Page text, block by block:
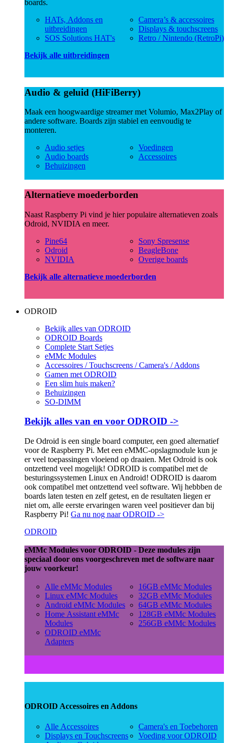
boards.
HATs, Addons en
uitbreidingen
SOS Solutions HAT's
Camera’s & accessoires
Displays & touchscreens
Retro / Nintendo (RetroPi)
Bekijk alle uitbreidingen
Audio & geluid (HiFiBerry)
Maak een hoogwaardige streamer met Volumio, Max2Play of
andere software. Boards zijn stabiel en eenvoudig te
monteren.
Audio setjes
Audio boards
Behuizingen
Voedingen
Accessoires
Alternatieve moederborden
Naast Raspberry Pi vind je hier populaire alternatieven zoals
Odroid, NVIDIA en meer.
Pine64
Odroid
NVIDIA
Sony Spresense
BeagleBone
Overige boards
Bekijk alle alternatieve moederborden
ODROID
Bekijk alles van ODROID
ODROID Boards
Complete Start Setjes
eMMc Modules
Accessoires / Touchscreens / Camera's / Addons
Gamen met ODROID
Een slim huis maken?
Behuizingen
SO-DIMM
Bekijk alles van en voor ODROID ->
De Odroid is een single board computer, een goed alternatief
voor de Raspberry Pi. Met een eMMC-opslagmodule kun je
er veel toepassingen vloeiend op draaien. Met Odroid is ook
ontzettend veel mogelijk! ODROID is compatibel met de
besturingssystemen Linux en Android! ODROID is daarom
ook compatibel met ontzettend veel software. Wij hebbben de
boards laten testen en zelf getest, en de resultaten liegen er
niet om, alle eerste ervaringen waren veel positiever dan bij
Raspberry Pi! Ga nu nog naar ODROID ->
ODROID
eMMc Modules voor ODROID - Deze modules zijn
speciaal door ons voorgeschreven met de software naar
jouw voorkeur!
Alle eMMc Modules
Linux eMMc Modules
Android eMMc Modules
Home Assistant eMMc
Modules
ODROID eMMc
Adapters
16GB eMMc Modules
32GB eMMc Modules
64GB eMMc Modules
128GB eMMc Modules
256GB eMMc Modules
ODROID Accessoires en Addons
Alle Accessoires
Displays en Touchscreens
Camera's en Toebehoren
Voeding voor ODROID